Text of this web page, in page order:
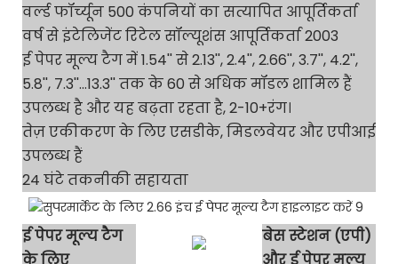
वर्ल्ड फॉर्च्यून 500 कंपनियों का सत्यापित आपूर्तिकर्ता
वर्ष से इंटेलिजेंट रिटेल सॉल्यूशंस आपूर्तिकर्ता 2003
ई पेपर मूल्य टैग में 1.54'' से 2.13'', 2.4'', 2.66'', 3.7'', 4.2'',
5.8'', 7.3''...13.3'' तक के 60 से अधिक मॉडल शामिल हैं
उपलब्ध है और यह बढ़ता रहता है, 2-10+रंग।
तेज़ एकीकरण के लिए एसडीके, मिडलवेयर और एपीआई
उपलब्ध हैं
24 घंटे तकनीकी सहायता
ई पेपर मूल्य टैग
बेस स्टेशन (एपी)